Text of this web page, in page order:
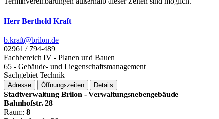
Herr Berthold Kraft
b.kraft@­brilon.de
02961 / 794-489
Fachbereich IV - Planen und Bauen
65 - Gebäude- und Liegenschaftsmanagement
Sachgebiet Technik
Adresse Öffnungszeiten Details
Stadtverwaltung Brilon - Verwaltungsnebengebäude
Bahnhofstr. 28
Raum: 8